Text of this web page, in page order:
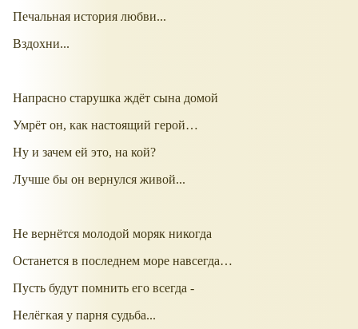
Печальная история любви...
Вздохни...
Напрасно старушка ждёт сына домой
Умрёт он, как настоящий герой…
Ну и зачем ей это, на кой?
Лучше бы он вернулся живой...
Не вернётся молодой моряк никогда
Останется в последнем море навсегда…
Пусть будут помнить его всегда -
Нелёгкая у парня судьба...